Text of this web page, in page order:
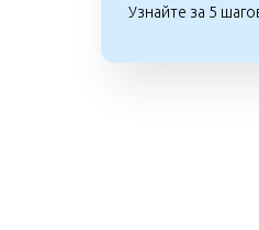
Узнайте за 5